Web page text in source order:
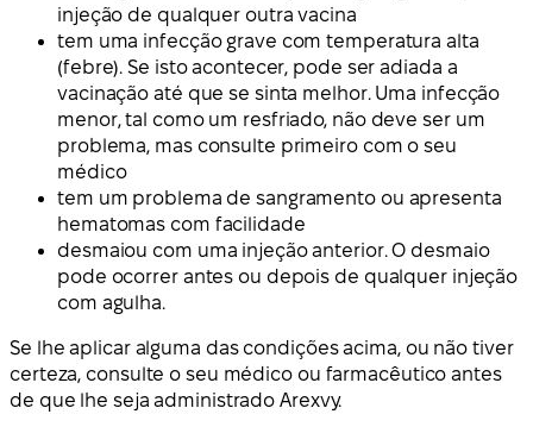
injeção de qualquer outra vacina
tem uma infecção grave com temperatura alta
(febre). Se isto acontecer, pode ser adiada a
vacinação até que se sinta melhor. Uma infecção
menor, tal como um resfriado, não deve ser um
problema, mas consulte primeiro com o seu
médico
tem um problema de sangramento ou apresenta
hematomas com facilidade
desmaiou com uma injeção anterior. O desmaio
pode ocorrer antes ou depois de qualquer injeção
com agulha.
Se lhe aplicar alguma das condições acima, ou não tiver
certeza, consulte o seu médico ou farmacêutico antes
de que lhe seja administrado Arexvy.